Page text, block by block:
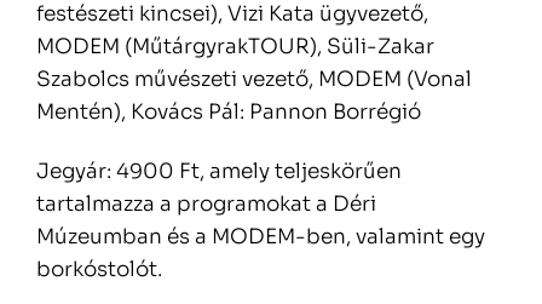
festészeti kincsei), Vizi Kata ügyvezető,
MODEM (MűtárgyrakTOUR), Süli-Zakar
Szabolcs művészeti vezető, MODEM (Vonal
Mentén), Kovács Pál: Pannon Borrégió
Jegyár: 4900 Ft, amely teljeskörűen
tartalmazza a programokat a Déri
Múzeumban és a MODEM-ben, valamint egy
borkóstolót.